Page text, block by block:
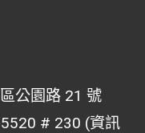
公園路 21 號
# 230 (資訊